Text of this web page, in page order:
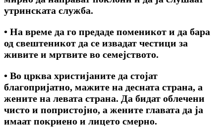
утринската служба.
• Ha време да го предаде поменикот и да бара
од свештеникот да се извадат честици за
живите и мртвите во семејството.
• Bo црква христијаните да стојат
благопријатно, мажите на десната страна, а
жените на левата страна. Да бидат облечени
чисто и попристојно, a жените главата да ја
имаат покриено и лицето смерно.